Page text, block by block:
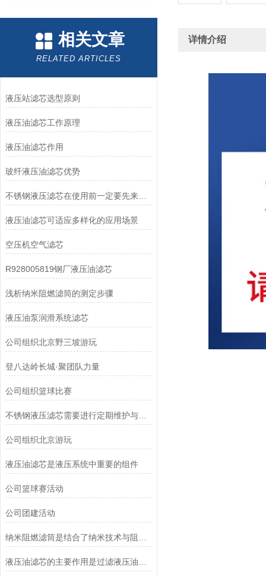
相关文章
RELATED ARTICLES
液压站滤芯选型原则
液压油滤芯工作原理
液压油滤芯作用
玻纤液压油滤芯优势
不锈钢液压滤芯在使用前一定要先来了解下这些
液压油滤芯可适应多样化的应用场景
空压机空气滤芯
R928005819钢厂液压油滤芯
浅析纳米阻燃滤筒的测定步骤
液压油泵润滑系统滤芯
公司组织北京野三坡游玩
登八达岭长城·聚团队力量
公司组织篮球比赛
不锈钢液压滤芯需要进行定期维护与清洁
公司组织北京游玩
液压油滤芯是液压系统中重要的组件
公司篮球赛活动
公司团建活动
详情介绍